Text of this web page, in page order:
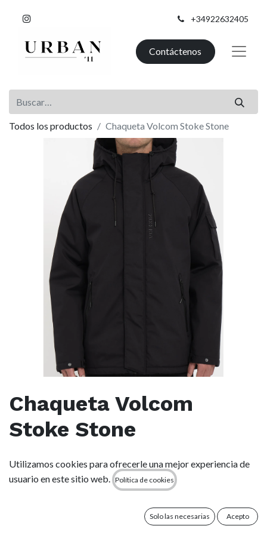
+34922632405
Contáctenos
Todos los productos Chaqueta Volcom Stoke Stone
Chaqueta Volcom
Stoke Stone
Este producto ya no está disponible.
Utilizamos cookies para ofrecerle una mejor experiencia de
usuario en este sitio web.
Política de cookies
Solo las necesarias Acepto